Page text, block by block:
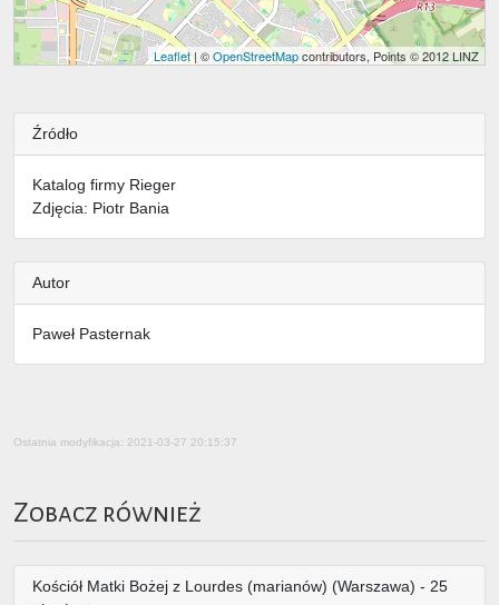
Leaflet| ©OpenStreetMapcontributors, Points © 2012 LINZ
Źródło
Katalog firmy Rieger
Zdjęcia: Piotr Bania
Autor
Paweł Pasternak
Ostatnia modyfikacja: 2021-03-27 20:15:37
Zobacz również
Kościół Matki Bożej z Lourdes (marianów) (Warszawa) - 25